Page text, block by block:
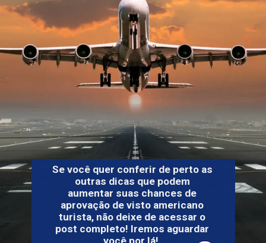
Se você quer conferir de perto as
outras dicas que podem
aumentar suas chances de
aprovação de visto americano
turista, não deixe de acessar o
post completo! Iremos aguardar